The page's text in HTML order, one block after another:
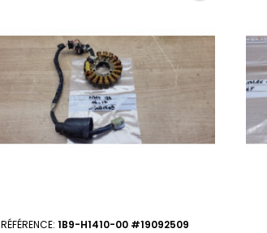
RÉFÉRENCE:1B9-H1410-00 #19092509